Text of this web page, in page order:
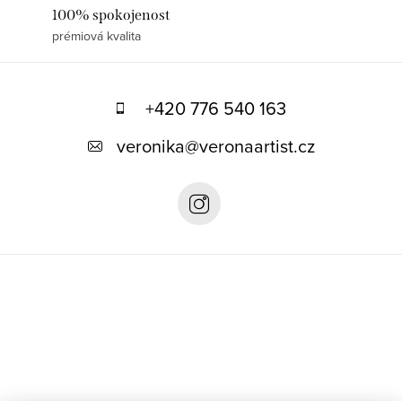
100% spokojenost
prémiová kvalita
+420 776 540 163
veronika@veronaartist.cz